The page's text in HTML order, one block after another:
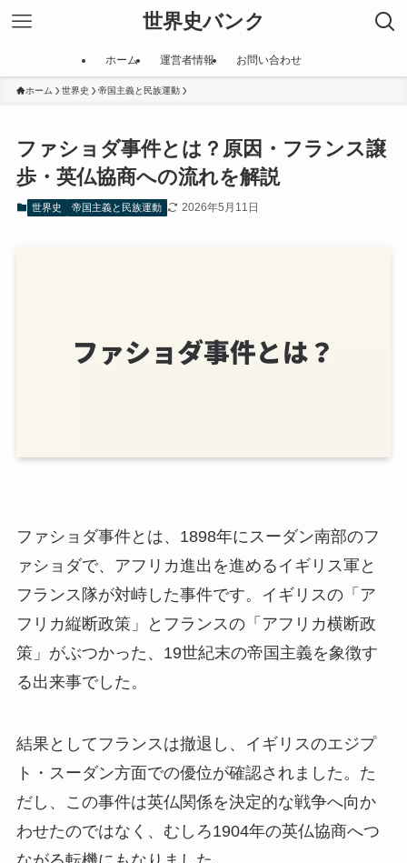
世界史バンク
ホーム 運営者情報 お問い合わせ
ホーム 世界史 帝国主義と民族運動
ファショダ事件とは？原因・フランス譲
歩・英仏協商への流れを解説
世界史 帝国主義と民族運動 2026年5月11日
ファショダ事件とは、1898年にスーダン南部のフ
ァショダで、アフリカ進出を進めるイギリス軍と
フランス隊が対峙した事件です。イギリスの「ア
フリカ縦断政策」とフランスの「アフリカ横断政
策」がぶつかった、19世紀末の帝国主義を象徴す
る出来事でした。
結果としてフランスは撤退し、イギリスのエジプ
ト・スーダン方面での優位が確認されました。た
だし、この事件は英仏関係を決定的な戦争へ向か
わせたのではなく、むしろ1904年の英仏協商へつ